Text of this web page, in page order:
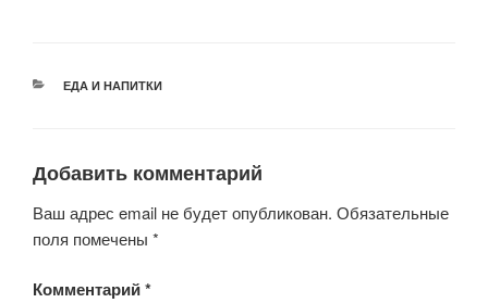
er e
o
k
s
p ss
ni
РУБРИКИ
ЕДА И НАПИТКИ
Добавить комментарий
Ваш адрес email не будет опубликован. Обязательные
поля помечены *
Комментарий*